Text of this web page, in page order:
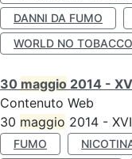
DANNI DA FUMO
WORLD NO
30 maggio 2014 -
Contenuto Web
30 maggio 2014 -
FUMO